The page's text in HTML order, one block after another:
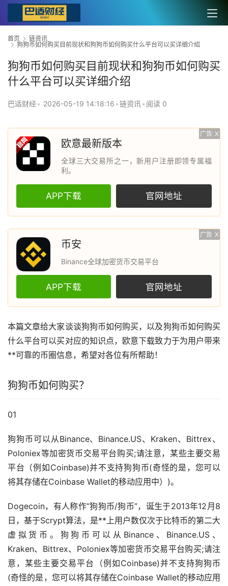
首页
链资讯
狗狗币如何购买目前现状和狗狗币如何购买什么平台可以买详细介绍
狗狗币如何购买目前现状和狗狗币如何购买
什么平台可以买详细介绍
巴适财经• 2026-05-19 14:18:16 •链资讯• 阅读 0
广告 X
欧意最新版本
全球三大交易所之一，新用户注册即领专属福
利。
APP下载 官网地址
广告 X
币安
Binance全球加密货币交易平台
APP下载 官网地址
本篇文章给大家谈谈狗狗币如何购买，以及狗狗币如何购买
什么平台可以买对应的知识点， 欧意下载致力于为用户带来
**可靠的币圈信息，希望对各位有所帮助！
狗狗币如何购买？
01
狗狗币可以从Binance、Binance.US、Kraken、Bittrex、
Poloniex等加密货币交易平台购买;请注意，某些主要交易
平台（例如Coinbase)并不支持狗狗币(奇怪的是，您可以
将其存储在Coinbase Wallet的移动应用中）)。
Dogecoin，有人称作“狗狗币/狗币”，诞生于2013年12月8
日，基于Scrypt算法，是**上用户数仅次于比特币的第二大
虚拟货币 。狗狗币可以从Binance、Binance.US、
Kraken、Bittrex、Poloniex等加密货币交易平台购买;请注
意，某些主要交易平台（例如Coinbase)并不支持狗狗币
(奇怪的是，您可以将其存储在Coinbase Wallet的移动应用